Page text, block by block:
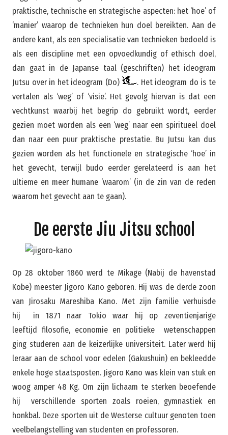
praktische, technische en strategische aspecten: het ‘hoe’ of
‘manier’ waarop de technieken hun doel bereikten. Aan de
andere kant, als een specialisatie van technieken bedoeld is
als een discipline met een opvoedkundig of ethisch doel,
dan gaat in de Japanse taal (geschriften) het ideogram
Jutsu over in het ideogram (Do)
. Het ideogram do is te
vertalen als ‘weg’ of ‘visie’. Het gevolg hiervan is dat een
vechtkunst waarbij het begrip do gebruikt wordt, eerder
gezien moet worden als een ‘weg’ naar een spiritueel doel
dan naar een puur praktische prestatie. Bu Jutsu kan dus
gezien worden als het functionele en strategische ‘hoe’ in
het gevecht, terwijl budo eerder gerelateerd is aan het
ultieme en meer humane ‘waarom’ (in de zin van de reden
waarom het gevecht aan te gaan).
De eerste Jiu Jitsu school
Op 28 oktober 1860 werd te Mikage (Nabij de havenstad
Kobe) meester Jigoro Kano geboren. Hij was de derde zoon
van Jirosaku Mareshiba Kano. Met zijn familie verhuisde
hij in 1871 naar Tokio waar hij op zeventienjarige
leeftijd filosofie, economie en politieke wetenschappen
ging studeren aan de keizerlijke universiteit. Later werd hij
leraar aan de school voor edelen (Gakushuin) en bekleedde
enkele hoge staatsposten. Jigoro Kano was klein van stuk en
woog amper 48 Kg. Om zijn lichaam te sterken beoefende
hij verschillende sporten zoals roeien, gymnastiek en
honkbal. Deze sporten uit de Westerse cultuur genoten toen
veelbelangstelling van studenten en professoren.